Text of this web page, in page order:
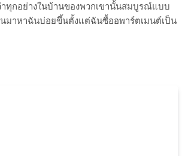
าทุกอย่างในบ้านของพวกเขานั้นสมบูรณ์แบบ
มาหาฉันบ่อยขึ้นตั้งแต่ฉันซื้ออพาร์ตเมนต์เป็น